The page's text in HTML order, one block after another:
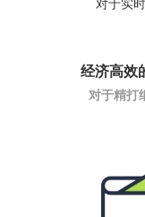
对于实
经济高效
对于精打